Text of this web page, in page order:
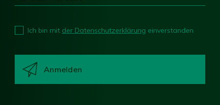
Ich bin mit der Datenschutzerklärung einverstanden